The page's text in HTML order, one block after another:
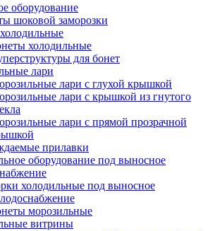
оборудование
шоковой заморозки
холодильные
для бонет
лари
лари с глухой крышкой
лари с крышкой из гнутого
лари с прямой прозрачной
прилавки
оборудование под выносное
холодильные под выносное
морозильные
витрины